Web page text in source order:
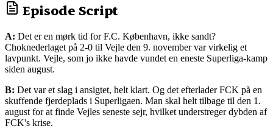
Episode Script
A: Det er en mørk tid for F.C. København, ikke sandt?
Choknederlaget på 2-0 til Vejle den 9. november var virkelig et
lavpunkt. Vejle, som jo ikke havde vundet en eneste Superliga-kamp
siden august.
B: Det var et slag i ansigtet, helt klart. Og det efterlader FCK på en
skuffende fjerdeplads i Superligaen. Man skal helt tilbage til den 1.
august for at finde Vejles seneste sejr, hvilket understreger dybden af
FCK's krise.